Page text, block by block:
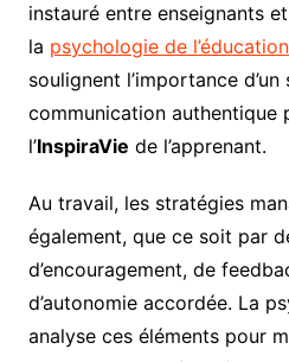
instauré entre enseignants
la psychologie de
soulignent l’importance
communication authentique
l’InspiraVie de l’apprenant.
Au travail, les stratégies
également, que ce soit par
d’encouragement, de
d’autonomie accordée. La
analyse ces éléments pour